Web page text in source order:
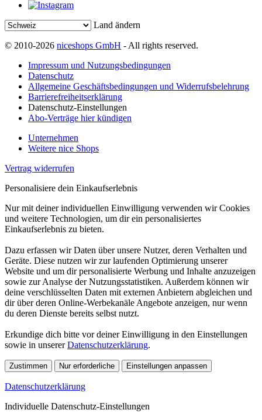
Land ändern
© 2010-2026 niceshops GmbH - All rights reserved.
Impressum und Nutzungsbedingungen
Datenschutz
Allgemeine Geschäftsbedingungen und Widerrufsbelehrung
Barrierefreiheitserklärung
Datenschutz-Einstellungen
Abo-Verträge hier kündigen
Unternehmen
Weitere nice Shops
Vertrag widerrufen
Personalisiere dein Einkaufserlebnis
Nur mit deiner individuellen Einwilligung verwenden wir Cookies
und weitere Technologien, um dir ein personalisiertes
Einkaufserlebnis zu bieten.
Dazu erfassen wir Daten über unsere Nutzer, deren Verhalten und
Geräte. Diese nutzen wir zur laufenden Optimierung unserer
Website und um dir personalisierte Werbung und Inhalte anzuzeigen
sowie zur Analyse der Nutzungsstatistiken. Außerdem können wir
deine verschlüsselten Daten mit externen Anbietern abgleichen und
dir über deren Online-Werbekanäle Angebote anzeigen, nur wenn
du deren Dienste bereits selbst nutzt.
Erkundige dich bitte vor deiner Einwilligung in den Einstellungen
sowie in unsererDatenschutzerklärung.
Zustimmen Nur erforderliche Einstellungen anpassen
Datenschutzerklärung
Individuelle Datenschutz-Einstellungen